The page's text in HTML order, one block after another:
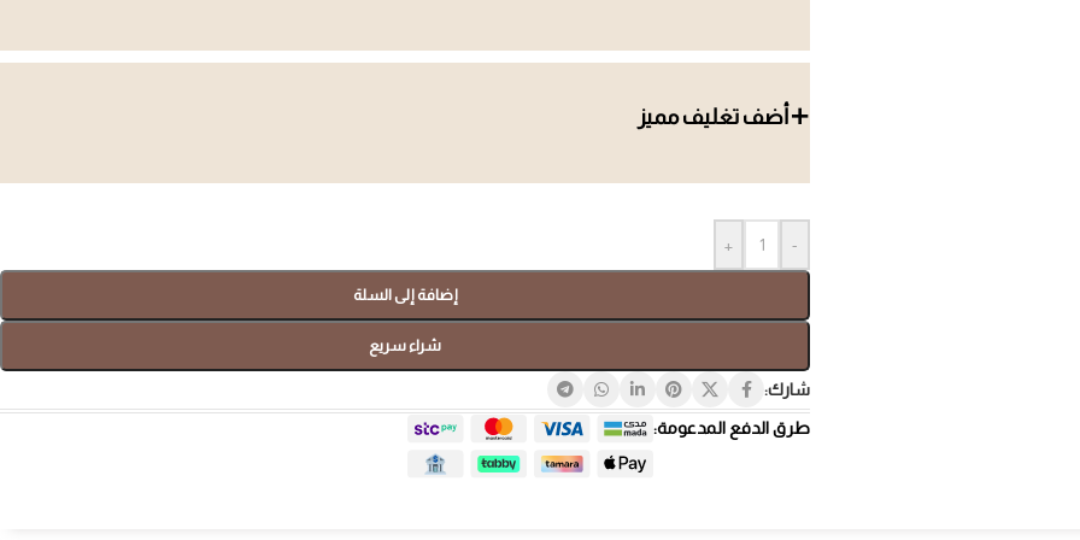
هدايا سبا
أضف تغليف مميز
-
+
إضافة إلى السلة
شراء سريع
شارك:
طرق الدفع المدعومة: